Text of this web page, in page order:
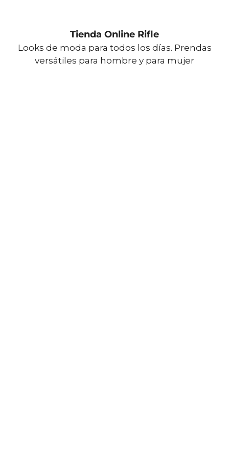
Tienda Online Rifle
Looks de moda para todos los días. Prendas
versátiles para hombre y para mujer